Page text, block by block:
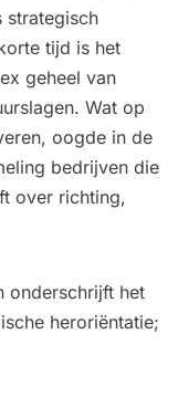
strategisch
tijd is het
geheel van
Wat op
oogde in de
bedrijven die
over richting,
onderschrijft het
heroriëntatie;